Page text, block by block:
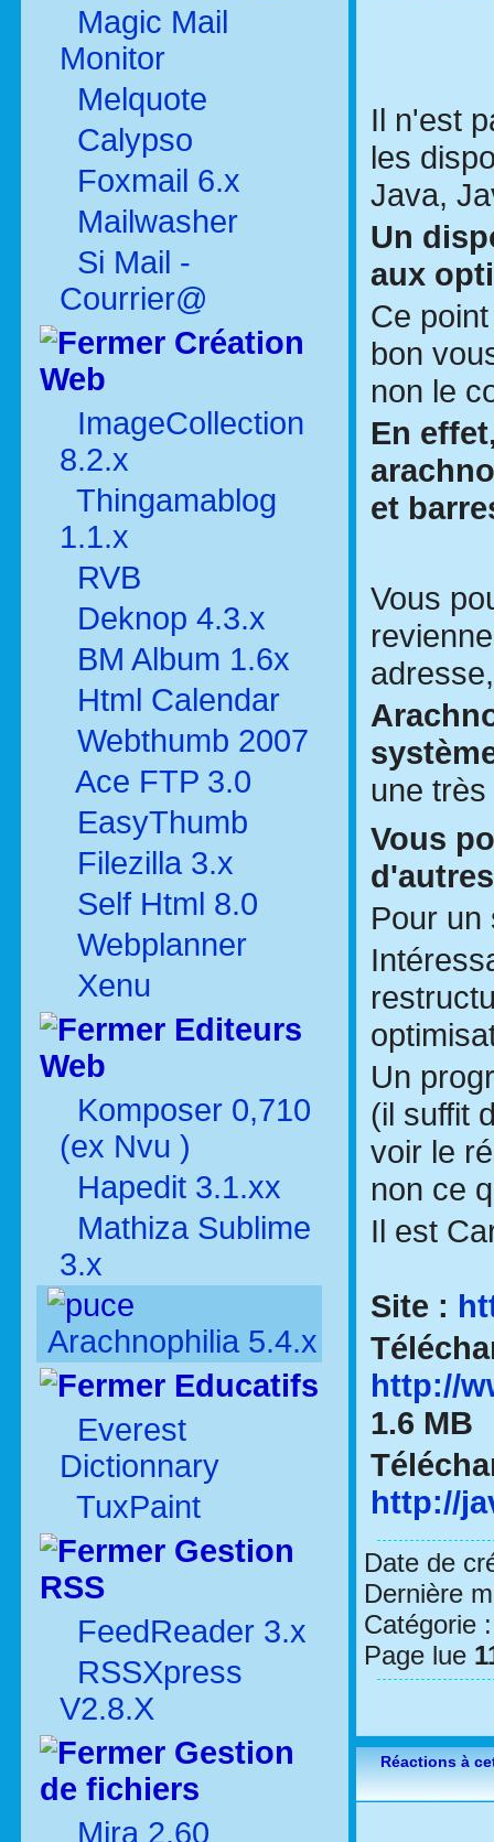
Magic Mail
Monitor
Melquote
Calypso
Foxmail 6.x
Mailwasher
Si Mail -
Courrier@
Création
Web
ImageCollection
8.2.x
Thingamablog
1.1.x
RVB
Deknop 4.3.x
BM Album 1.6x
Html Calendar
Webthumb 2007
Ace FTP 3.0
EasyThumb
Filezilla 3.x
Self Html 8.0
Webplanner
Xenu
Editeurs
Web
Komposer 0,710
(ex Nvu )
Hapedit 3.1.xx
Mathiza Sublime
3.x
Arachnophilia 5.4.x
Educatifs
Everest
Dictionnary
TuxPaint
Gestion
RSS
FeedReader 3.x
RSSXpress
V2.8.X
Gestion
de fichiers
Mira 2.60
Il n'est
les
Java,
Un
aux
Ce
bon
non le
En
et
Vous
une
Vous
Pour un
Un
(il suffit
voir le
non ce
Il est
Site :
http://
1.6 MB
http://
Date de
Dernière
Catégorie
Page lue
Réactions à